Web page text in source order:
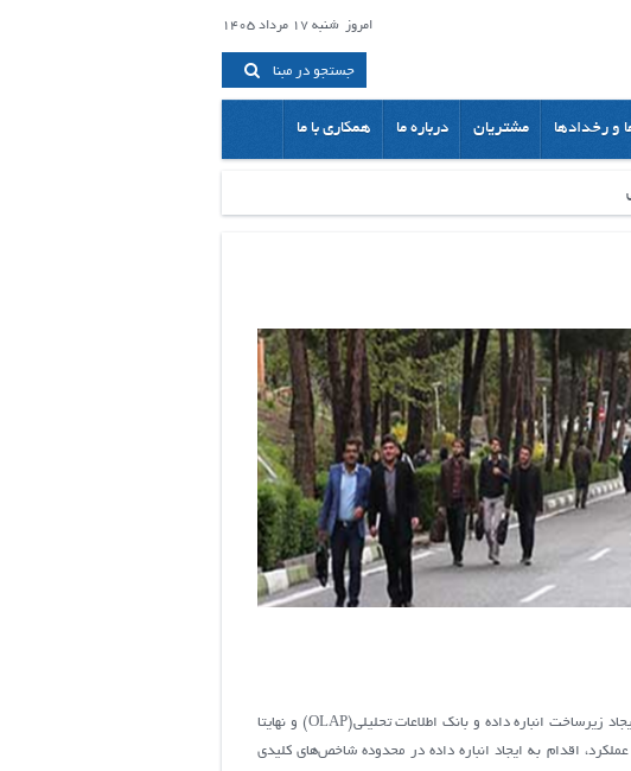
شنبه 17 مرداد 1405 امروز
جستجو در مبنا
و رخدادها مشتریان درباره ما همکاری با ما
فعالیت های این راهکار از طریق ارایه خدمات مشاوره و اجرایی نرم افزاری شناخت، تحلیل، طراحی و پیاده سازی در زمینه ایجاد زیرساخت انباره داده و بانک اطلاعات تحلیلی(OLAP) و نهایتا
اقدام به ايجاد انباره داده در محدوده شاخص‌هاي كليدي